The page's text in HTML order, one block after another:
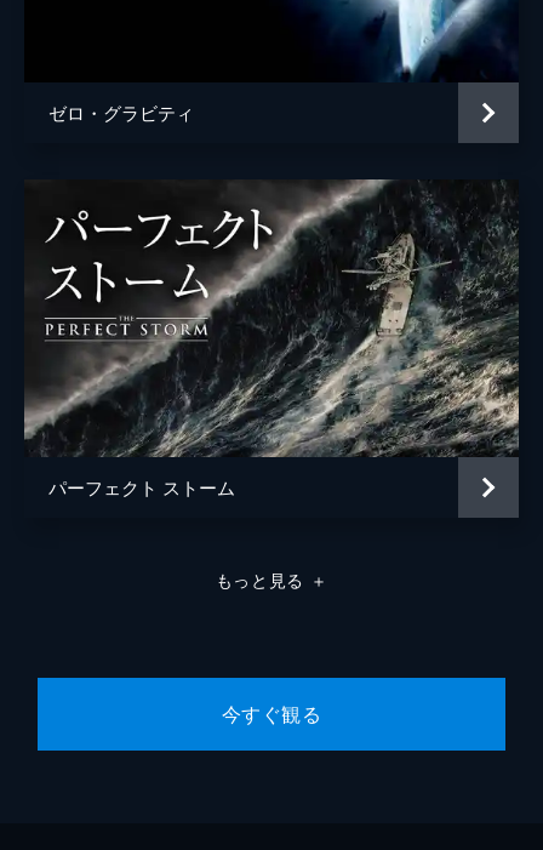
ポーラ・ワインスタイン
ウィル・ウォード
ブライアン・グレイザー
ゼロ・グラビティ
パーフェクト ストーム
もっと見る ＋
今すぐ観る